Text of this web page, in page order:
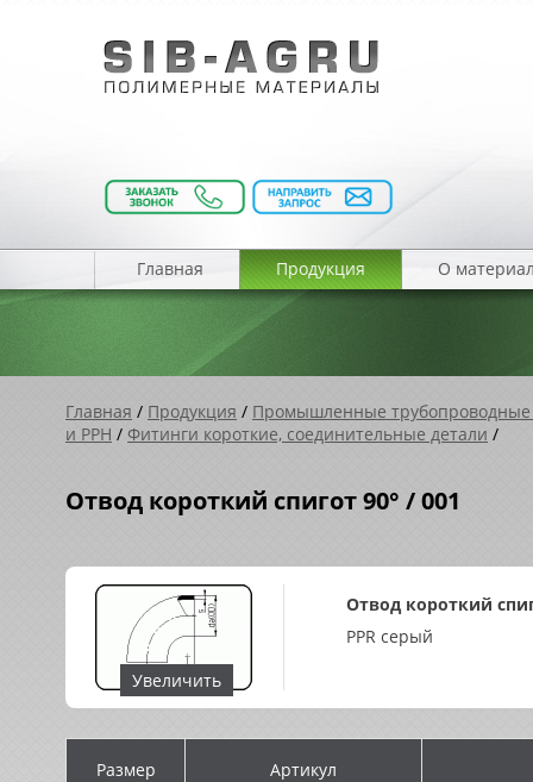
Главная Продукция О
Главная / Продукция / Промышленные
и PPH / Фитинги короткие, соединительные детали /
Отвод короткий спигот 90° / 001
Увеличить
Отвод короткий
PPR серый
Размер Артикул